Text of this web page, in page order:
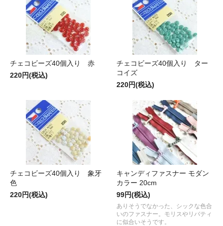
チェコビーズ40個入り 赤
220円(税込)
チェコビーズ40個入り ター
コイズ
220円(税込)
チェコビーズ40個入り 象牙
色
220円(税込)
キャンディファスナー モダン
カラー 20cm
99円(税込)
ありそうでなかった、シックな色合
いのファスナー。モリスやリバティ
に似合いそうです。